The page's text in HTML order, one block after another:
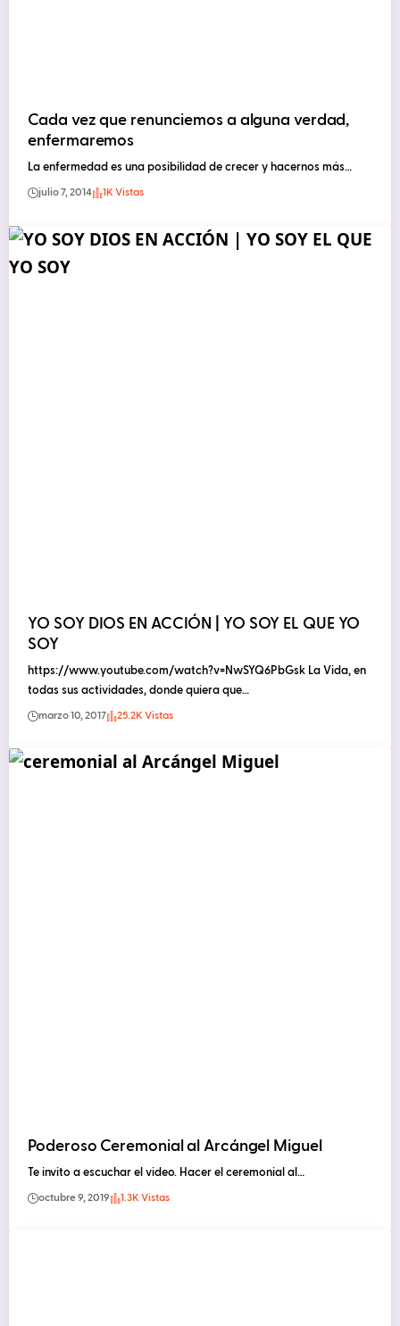
Cada vez que renunciemos a alguna verdad,
enfermaremos
La enfermedad es una posibilidad de crecer y hacernos más…
julio 7, 2014 1K Vistas
YO SOY DIOS EN ACCIÓN | YO SOY EL QUE YO
SOY
https://www.youtube.com/watch?v=NwSYQ6PbGsk La Vida, en
todas sus actividades, donde quiera que…
marzo 10, 2017 25.2K Vistas
Poderoso Ceremonial al Arcángel Miguel
Te invito a escuchar el video. Hacer el ceremonial al…
octubre 9, 2019 1.3K Vistas